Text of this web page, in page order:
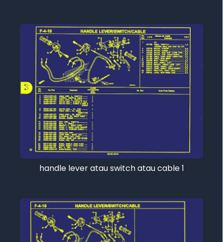
handle lever atau switch atau cable 1